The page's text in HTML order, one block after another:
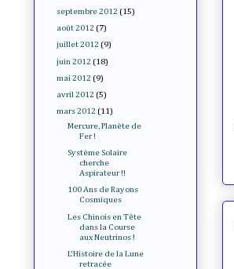
septembre 2012 (15)
août 2012 (7)
juillet 2012 (9)
juin 2012 (18)
mai 2012 (9)
avril 2012 (5)
mars 2012 (11)
Mercure, Planète de
Fer !
Système Solaire
cherche
Aspirateur !!
100 Ans de Rayons
Cosmiques
Les Chinois en Tête
dans la Course
aux Neutrinos !
L'Histoire de la Lune
retracée